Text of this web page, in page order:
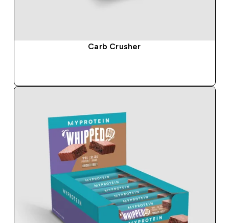
Carb Crusher